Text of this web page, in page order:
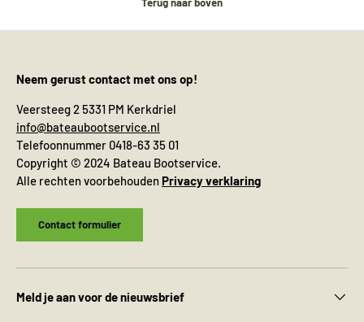
Terug naar boven
Neem gerust contact met ons op!
Veersteeg 2 5331 PM Kerkdriel
info@bateaubootservice.nl
Telefoonnummer 0418-63 35 01
Copyright © 2024 Bateau Bootservice.
Alle rechten voorbehoudenPrivacy verklaring
Contact formulier
Meld je aan voor de nieuwsbrief